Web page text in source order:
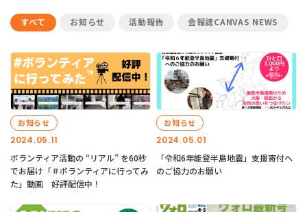
すべて お知らせ 活動報告 会報誌CANVAS NEWS
2024.05.11
お知らせ
ボランティア活動の “リアル” を60秒
でお届け「＃ボランティアに行ってみ
た」動画 好評配信中！
2024.05.01
お知らせ
「令和6年能登半島地震」支援寄付へ
のご協力のお願い